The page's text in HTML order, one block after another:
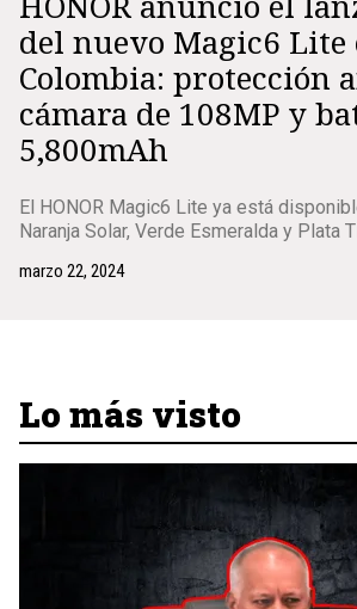
del nuevo Magic6 Lite
Colombia: protección
cámara de 108MP y
5,800mAh
El HONOR Magic6 Lite ya está
Naranja Solar, Verde Esmeralda y Plata
marzo 22, 2024
Lo más visto